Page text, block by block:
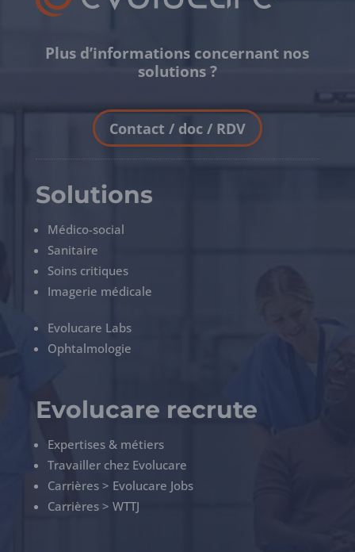
Plus d’informations concernant nos
solutions ?
Contact / doc / RDV
Solutions
Médico-social
Sanitaire
Soins critiques
Imagerie médicale
Evolucare Labs
Ophtalmologie
Evolucare recrute
Expertises & métiers
Travailler chez Evolucare
Carrières > Evolucare Jobs
Carrières > WTTJ